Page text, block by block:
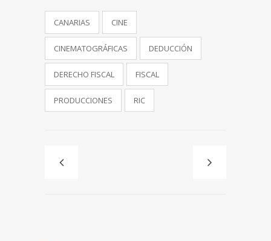
CANARIAS CINE
CINEMATOGRÁFICAS DEDUCCIÓN
DERECHO FISCAL FISCAL
PRODUCCIONES RIC